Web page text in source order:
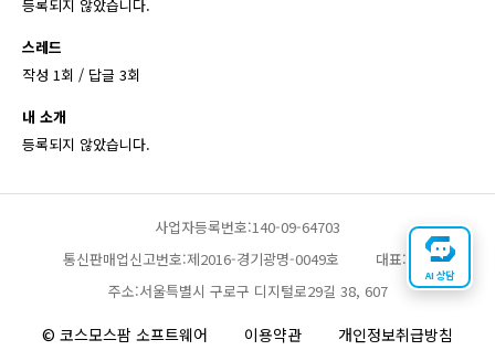
등록되지 않았습니다.
스레드
작성 1회 / 답글 3회
내 소개
등록되지 않았습니다.
사업자등록번호:140-09-64703
통신판매업신고번호:제2016-경기광명-0049호
대표:채찬
주소:서울특별시 구로구 디지털로29길 38, 607
© 코스모스팜 소프트웨어 이용약관
개인정보취급방침
AI 상담